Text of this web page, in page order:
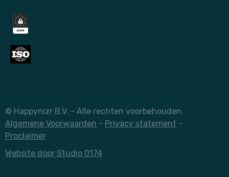
© Happynizr B.V. - Alle rechten voorbehouden.
Algemene Voorwaarden - Privacy statement -
Proclaimer
Website door Studio 0174